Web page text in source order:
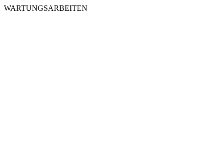
WARTUNGSARBEITEN